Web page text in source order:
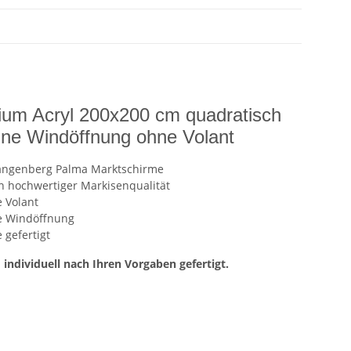
Acryl 200x200 cm quadratisch
Windöffnung ohne Volant
Palma Marktschirme
hochwertiger Markisenqualität
Volant
Windöffnung
gefertigt
nach Ihren Vorgaben gefertigt.